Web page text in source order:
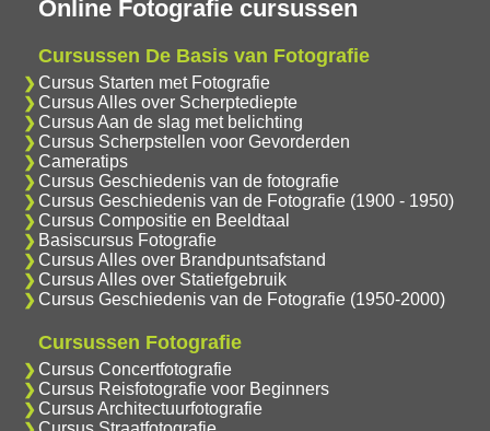
Online Fotografie cursussen
Cursussen De Basis van Fotografie
Cursus Starten met Fotografie
Cursus Alles over Scherptediepte
Cursus Aan de slag met belichting
Cursus Scherpstellen voor Gevorderden
Cameratips
Cursus Geschiedenis van de fotografie
Cursus Geschiedenis van de Fotografie (1900 - 1950)
Cursus Compositie en Beeldtaal
Basiscursus Fotografie
Cursus Alles over Brandpuntsafstand
Cursus Alles over Statiefgebruik
Cursus Geschiedenis van de Fotografie (1950-2000)
Cursussen Fotografie
Cursus Concertfotografie
Cursus Reisfotografie voor Beginners
Cursus Architectuurfotografie